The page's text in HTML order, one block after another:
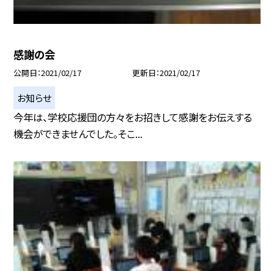
感謝の会
公開日 2021/02/17 更新日 2021/02/17
お知らせ
今年は、学校応援団の方々をお招きして感謝をお伝えする
機会ができませんでした。そこ...